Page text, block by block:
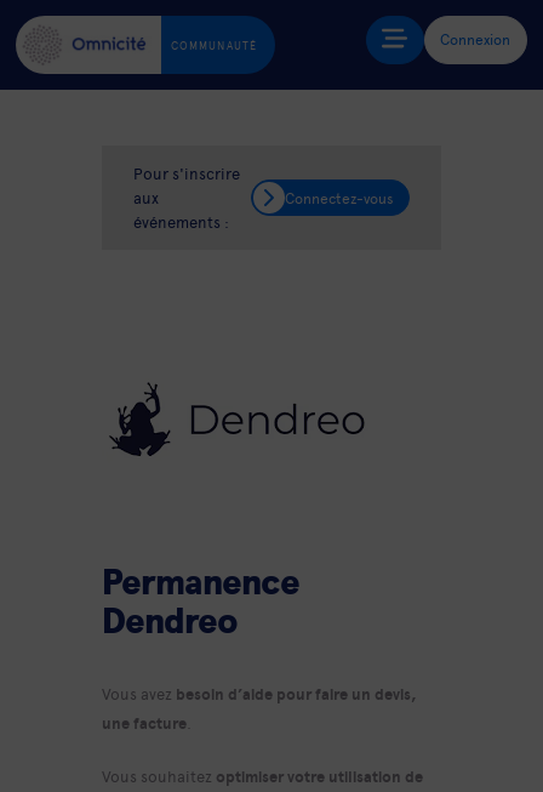
COMMUNAUTÉ Connexion
Pour s'inscrire
aux
événements :
Connectez-vous
Permanence
Dendreo
Vous avez besoin d’aide pour faire un devis,
une facture
Vous souhaitez optimiser votre utilisation de